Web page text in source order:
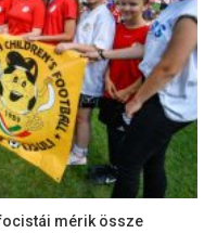
mérik össze